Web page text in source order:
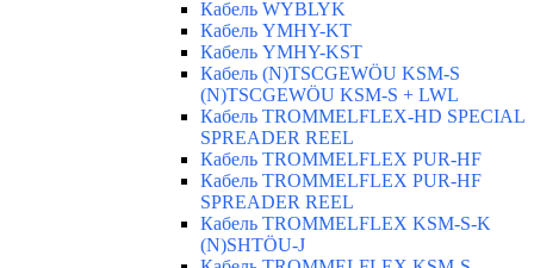
Кабель WYBLYK
Кабель YMHY-KT
Кабель YMHY-KST
Кабель (N)TSCGEWÖU KSM-S
(N)TSCGEWÖU KSM-S + LWL
Кабель TROMMELFLEX-HD SPECIAL
SPREADER REEL
Кабель TROMMELFLEX PUR-HF
Кабель TROMMELFLEX PUR-HF
SPREADER REEL
Кабель TROMMELFLEX KSM-S-K
(N)SHTÖU-J